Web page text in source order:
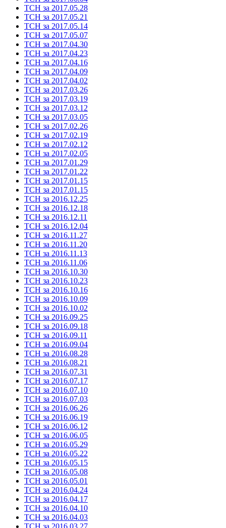
ТСН за 2017.05.28
ТСН за 2017.05.21
ТСН за 2017.05.14
ТСН за 2017.05.07
ТСН за 2017.04.30
ТСН за 2017.04.23
ТСН за 2017.04.16
ТСН за 2017.04.09
ТСН за 2017.04.02
ТСН за 2017.03.26
ТСН за 2017.03.19
ТСН за 2017.03.12
ТСН за 2017.03.05
ТСН за 2017.02.26
ТСН за 2017.02.19
ТСН за 2017.02.12
ТСН за 2017.02.05
ТСН за 2017.01.29
ТСН за 2017.01.22
ТСН за 2017.01.15
ТСН за 2017.01.15
ТСН за 2016.12.25
ТСН за 2016.12.18
ТСН за 2016.12.11
ТСН за 2016.12.04
ТСН за 2016.11.27
ТСН за 2016.11.20
ТСН за 2016.11.13
ТСН за 2016.11.06
ТСН за 2016.10.30
ТСН за 2016.10.23
ТСН за 2016.10.16
ТСН за 2016.10.09
ТСН за 2016.10.02
ТСН за 2016.09.25
ТСН за 2016.09.18
ТСН за 2016.09.11
ТСН за 2016.09.04
ТСН за 2016.08.28
ТСН за 2016.08.21
ТСН за 2016.07.31
ТСН за 2016.07.17
ТСН за 2016.07.10
ТСН за 2016.07.03
ТСН за 2016.06.26
ТСН за 2016.06.19
ТСН за 2016.06.12
ТСН за 2016.06.05
ТСН за 2016.05.29
ТСН за 2016.05.22
ТСН за 2016.05.15
ТСН за 2016.05.08
ТСН за 2016.05.01
ТСН за 2016.04.24
ТСН за 2016.04.17
ТСН за 2016.04.10
ТСН за 2016.04.03
ТСН за 2016.03.27